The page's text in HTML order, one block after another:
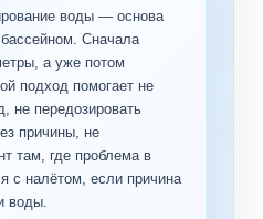
воды — основа
Сначала
а уже потом
подход помогает не
не передозировать
причины, не
там, где проблема в
с налётом, если причина
воды.